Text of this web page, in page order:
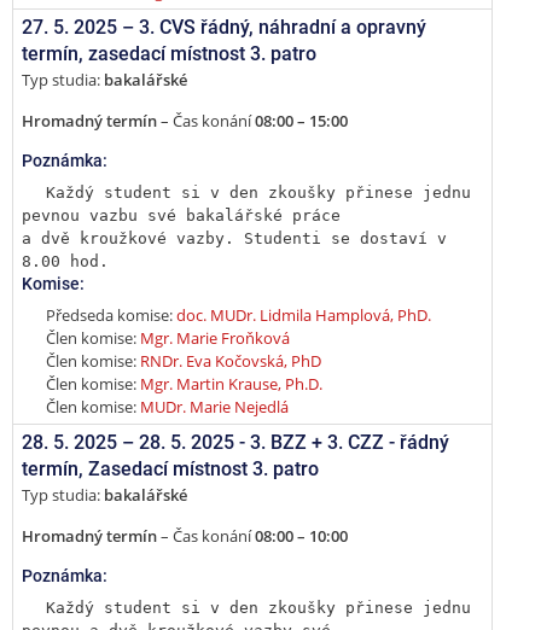
27. 5. 2025 – 3. CVS řádný, náhradní a opravný
termín, zasedací místnost 3. patro
Typ studia: bakalářské
Hromadný termín– Čas konání08:00 – 15:00
Poznámka:
Každý student si v den zkoušky přinese jednu
pevnou vazbu své bakalářské práce
a dvě kroužkové vazby. Studenti se dostaví v
8.00 hod.
Komise:
Předseda komise:doc. MUDr. Lidmila Hamplová, PhD.
Člen komise: Mgr. Marie Froňková
Člen komise: RNDr. Eva Kočovská, PhD
Člen komise: Mgr. Martin Krause, Ph.D.
Člen komise: MUDr. Marie Nejedlá
28. 5. 2025 – 28. 5. 2025 - 3. BZZ + 3. CZZ - řádný
termín, Zasedací místnost 3. patro
Typ studia: bakalářské
Hromadný termín– Čas konání08:00 – 10:00
Poznámka:
Každý student si v den zkoušky přinese jednu